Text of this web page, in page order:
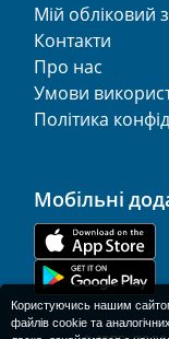
Мій обліковий
Контакти
Про нас
Умови
Політика
Мобільні
Користуючись нашим
файлів cookie та